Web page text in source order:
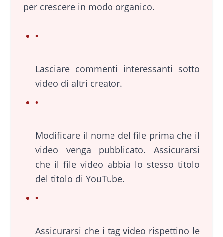
per crescere in modo organico.
Lasciare commenti interessanti sotto
video di altri creator.
Modificare il nome del file prima che il
video venga pubblicato. Assicurarsi
che il file video abbia lo stesso titolo
del titolo di YouTube.
Assicurarsi che i tag video rispettino le